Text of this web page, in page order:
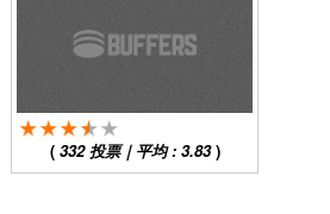
( 332投票｜平均 : 3.83)